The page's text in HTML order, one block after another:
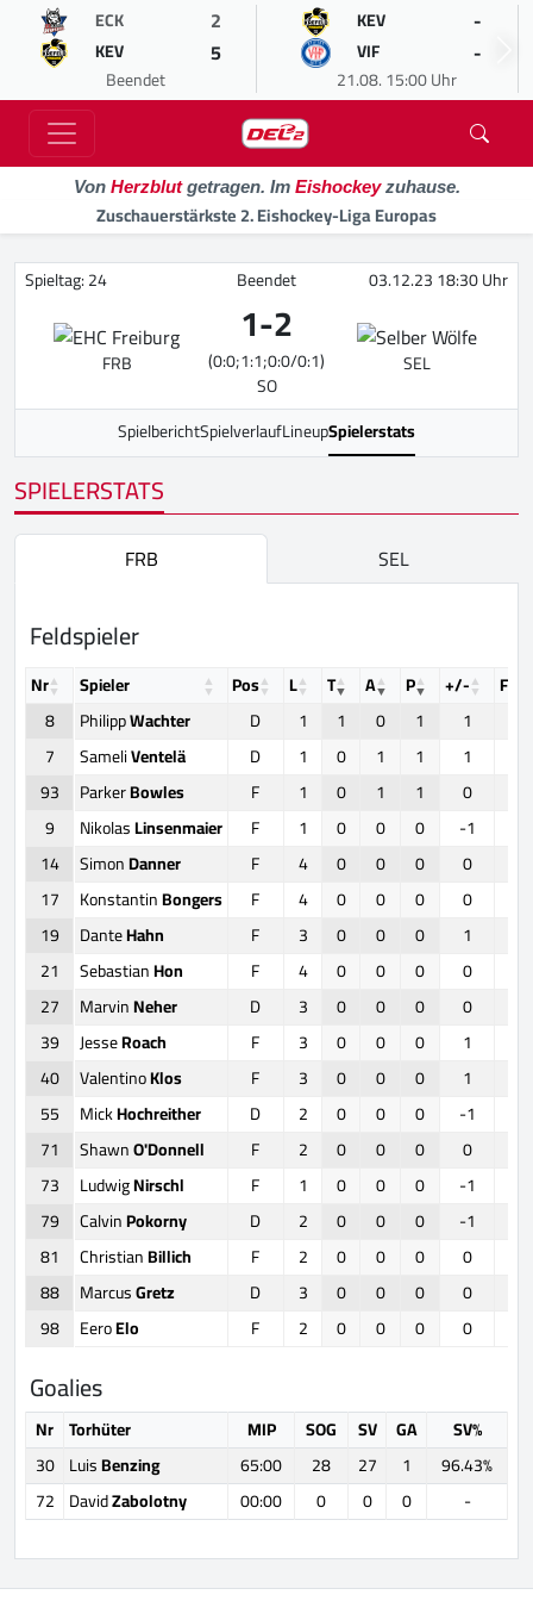
ECK 2
KEV 5
Beendet
KEV -
VIF -
21.08. 15:00 Uhr
Von Herzblutgetragen. Im Eishockeyzuhause.
Zuschauerstärkste 2. Eishockey-Liga Europas
Spieltag: 24 Beendet 03.12.23 18:30 Uhr
FRB
1-2
(0:0;1:1;0:0/0:1)
SO
SEL
SpielberichtSpielverlaufLineupSpielerstats
SPIELERSTATS
FRB SEL
Feldspieler
Nr Spieler Pos L T A P +/-
FOW
8
PhilippWachter D 1 1 0 1 1
7
SameliVentelä D 1 0 1 1 1
93
ParkerBowles F 1 0 1 1 0
9
NikolasLinsenmaier F 1 0 0 0 -1
14
SimonDanner F 4 0 0 0 0
17
KonstantinBongers F 4 0 0 0 0
19
DanteHahn F 3 0 0 0 1
21
SebastianHon F 4 0 0 0 0
27
MarvinNeher D 3 0 0 0 0
39
JesseRoach F 3 0 0 0 1
40
ValentinoKlos F 3 0 0 0 1
55
MickHochreither D 2 0 0 0 -1
71
ShawnO'Donnell F 2 0 0 0 0
73
LudwigNirschl F 1 0 0 0 -1
79
CalvinPokorny D 2 0 0 0 -1
81
ChristianBillich F 2 0 0 0 0
88
MarcusGretz D 3 0 0 0 0
98
EeroElo F 2 0 0 0 0
Goalies
Nr Torhüter MIP SOG SV GA
SV%
30 LuisBenzing 65:00 28 27 1
96.43%
72 DavidZabolotny 00:00 0 0 0 -